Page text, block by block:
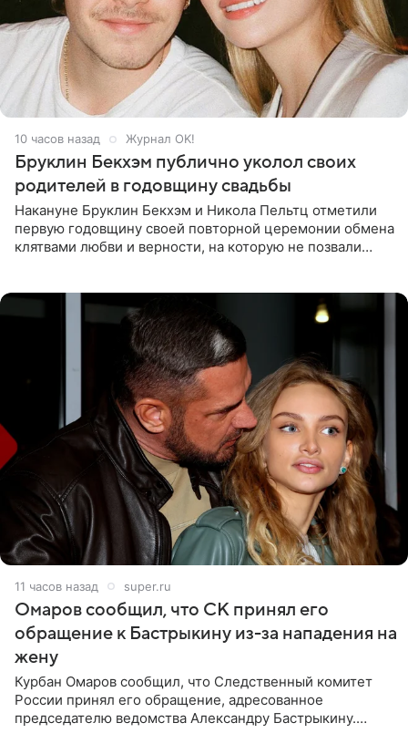
10 часов назад Журнал OK!
Бруклин Бекхэм публично уколол своих
родителей в годовщину свадьбы
Накануне Бруклин Бекхэм и Никола Пельтц отметили
первую годовщину своей повторной церемонии обмена
клятвами любви и верности, на которую не позвали
11 часов назад super.ru
Омаров сообщил, что СК принял его
обращение к Бастрыкину из-за нападения на
жену
Курбан Омаров сообщил, что Следственный комитет
России принял его обращение, адресованное
председателю ведомства Александру Бастрыкину.